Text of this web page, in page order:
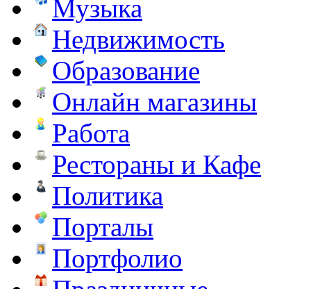
Музыка
Недвижимость
Образование
Онлайн магазины
Работа
Рестораны и Кафе
Политика
Порталы
Портфолио